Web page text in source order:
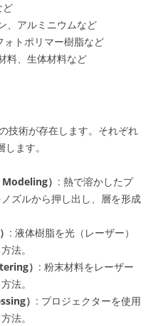
ど
、アルミニウムなど
ォトポリマー樹脂など
料、生体材料など
技術が存在します。それぞれ
ます。
） : 熱で溶かしたプ
ズルから押し出し、層を形成
: 液体樹脂を光（レーザー）
法。
） : 粉末材料をレーザー
法。
） : プロジェクターを使用
法。